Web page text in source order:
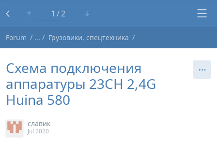
1 2
Forum Грузовики, спецтехника
Схема подключения
аппаратуры 23CH 2,4G
Huina 580
славик
Jul 2020